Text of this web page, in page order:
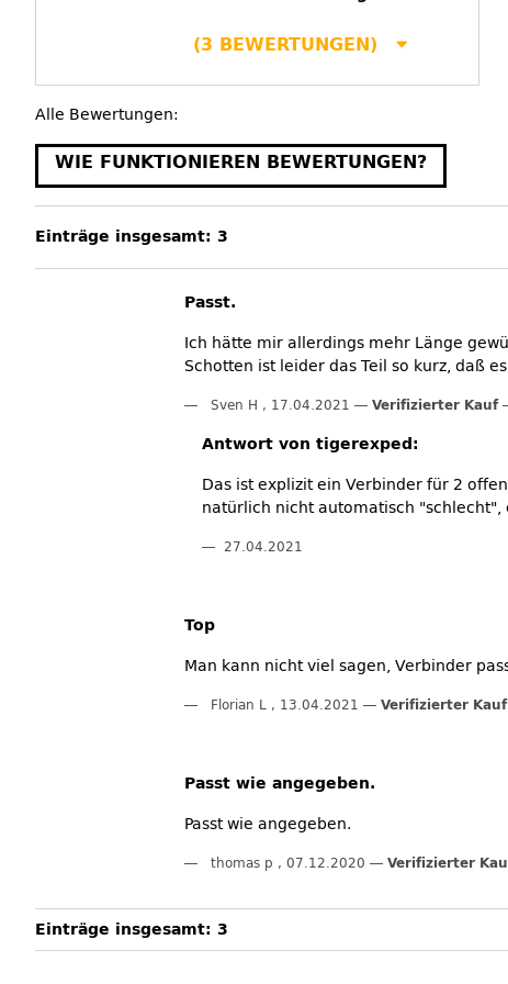
(3 BEWERTUNGEN)
Alle Bewertungen:
WIE FUNKTIONIEREN BEWERTUNGEN?
Einträge insgesamt: 3
Passt.
Ich hätte mir allerdings mehr Länge
Schotten ist leider das Teil so kurz, daß
Sven H , 17.04.2021 Verifizierter Kauf
Antwort von tigerexped:
Das ist explizit ein Verbinder für 2
natürlich nicht automatisch "schlecht",
27.04.2021
Top
Man kann nicht viel sagen, Verbinder
Florian L , 13.04.2021 Verifizierter Kauf
Passt wie angegeben.
Passt wie angegeben.
thomas p , 07.12.2020 Verifizierter
Einträge insgesamt: 3